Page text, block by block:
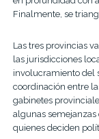
Finalmente, se
Las tres provincias
las jurisdicciones
involucramiento del
coordinación entre
gabinetes
algunas
quienes deciden